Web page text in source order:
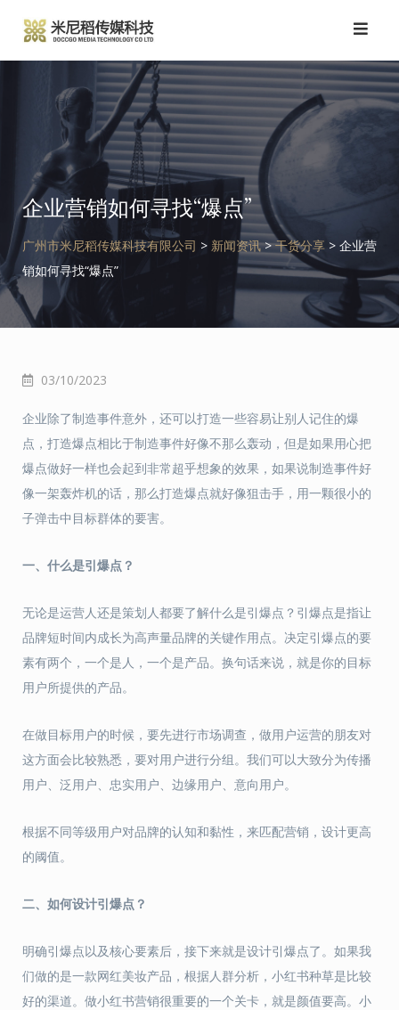
到
企业营销如何寻找“爆点”
广州市米尼稻传媒科技有限公司 > 新闻资讯>干货分享 > 企业营
销如何寻找“爆点”
03/10/2023
企业除了制造事件意外，还可以打造一些容易让别人记住的爆
点，打造爆点相比于制造事件好像不那么轰动，但是如果用心把
爆点做好一样也会起到非常超乎想象的效果，如果说制造事件好
像一架轰炸机的话，那么打造爆点就好像狙击手，用一颗很小的
子弹击中目标群体的要害。
一、什么是引爆点？
无论是运营人还是策划人都要了解什么是引爆点？引爆点是指让
品牌短时间内成长为高声量品牌的关键作用点。决定引爆点的要
素有两个，一个是人，一个是产品。换句话来说，就是你的目标
用户所提供的产品。
在做目标用户的时候，要先进行市场调查，做用户运营的朋友对
这方面会比较熟悉，要对用户进行分组。我们可以大致分为传播
用户、泛用户、忠实用户、边缘用户、意向用户。
根据不同等级用户对品牌的认知和黏性，来匹配营销，设计更高
的阈值。
二、如何设计引爆点？
明确引爆点以及核心要素后，接下来就是设计引爆点了。如果我
们做的是一款网红美妆产品，根据人群分析，小红书种草是比较
好的渠道。做小红书营销很重要的一个关卡，就是颜值要高。小